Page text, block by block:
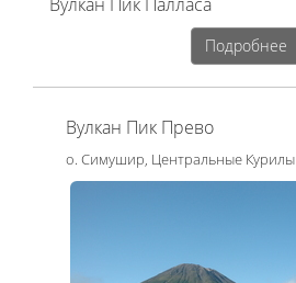
Подробнее
Вулкан Пик Прево
о. Симушир, Центральные Курилы